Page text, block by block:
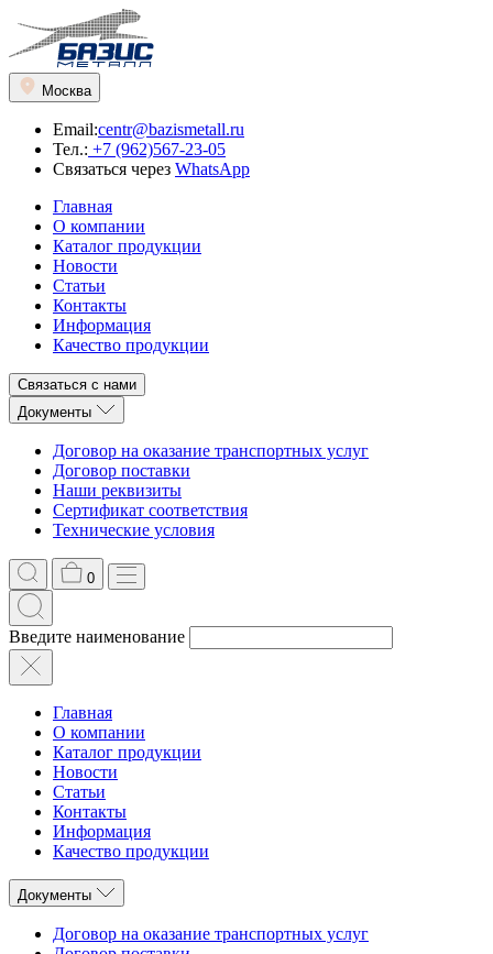
Москва
Email:centr@bazismetall.ru
Тел.: +7 (962)567-23-05
Связаться через WhatsApp
Главная
О компании
Каталог продукции
Новости
Статьи
Контакты
Информация
Качество продукции
Связаться с нами
Документы
Договор на оказание транспортных услуг
Договор поставки
Наши реквизиты
Сертификат соответствия
Технические условия
0
Введите наименование
Главная
О компании
Каталог продукции
Новости
Статьи
Контакты
Информация
Качество продукции
Документы
Договор на оказание транспортных услуг